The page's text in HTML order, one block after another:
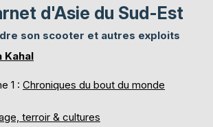
d'Asie du Sud-Est
son scooter et autres exploits
Kahal
1 : Chroniques du bout du monde
terroir & cultures